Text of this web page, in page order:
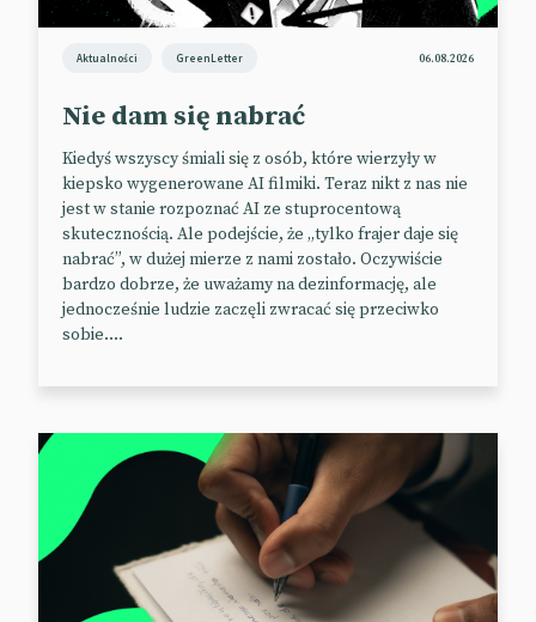
Ikea mówi zwierzęcym głosem
I to dosłownie. W ramach najnowszej kampanii
na popularny format telezakupów, podczas których
domowi pupile wcielili się w rolę ekspertów ds.
zakupów.
Kampania ma na celu podkreślenie, że dla wielu
właścicieli psy czy koty są pełnoprawnymi
członkami rodziny, a co za tym idzie — powinny
Aktualności GreenLetter 06.08.2026
Nie dam się nabrać
Kiedyś wszyscy śmiali się z osób, które wierzyły w
kiepsko wygenerowane AI filmiki. Teraz nikt z nas nie
jest w stanie rozpoznać AI ze stuprocentową
skutecznością. Ale podejście, że „tylko frajer daje się
nabrać”, w dużej mierze z nami zostało. Oczywiście
bardzo dobrze, że uważamy na dezinformację, ale
jednocześnie ludzie zaczęli zwracać się przeciwko
sobie....